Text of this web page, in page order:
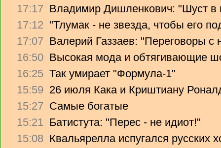
17:17 Владимир Дишленкович: "Шуст в
17:12 "Тлумак - не звезда, чтобы его
17:07 Валерий Газзаев: "Переговоры с
16:50 Высокая мода и обтягивающие
16:25 Так умирает "Формула-1"
15:59 26 июля Кака и Криштиану
15:27 Самые богатые
15:21 Батистута: "Перес - не идиот!"
15:08 Квальярелла испугался русских